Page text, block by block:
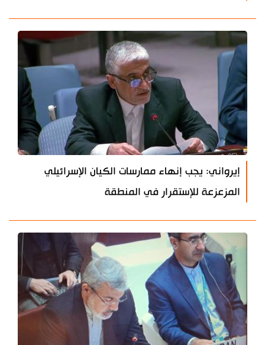
إيرواني: يجب إنهاء ممارسات الكيان الإسرائيلي
المزعزعة للإستقرار في المنطقة